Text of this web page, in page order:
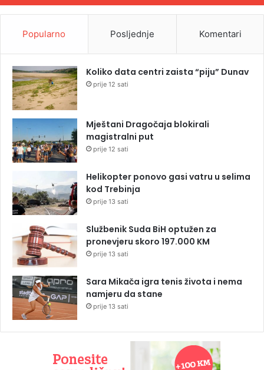
Popularno Posljednje Komentari
Koliko data centri zaista “piju” Dunav
prije 12 sati
Mještani Dragočaja blokirali
magistralni put
prije 12 sati
Helikopter ponovo gasi vatru u selima
kod Trebinja
prije 13 sati
Službenik Suda BiH optužen za
pronevjeru skoro 197.000 KM
prije 13 sati
Sara Mikača igra tenis života i nema
namjeru da stane
prije 13 sati